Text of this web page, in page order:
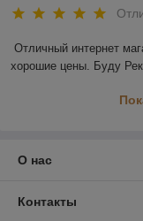
Отличный интернет
хорошие цены. Буду
О нас
Контакты